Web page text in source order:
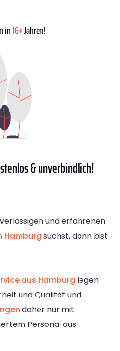
in16+Jahren!
& unverbindlich!
und erfahrenen
Hamburg suchst, dann bist
aus Hamburg legen
und Qualität und
daher nur mit
Personal aus